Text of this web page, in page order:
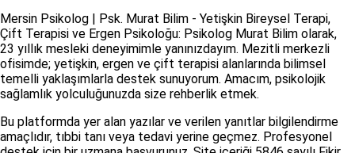
Mersin Psikolog | Psk. Murat Bilim - Yetişkin Bireysel Terapi,
Çift Terapisi ve Ergen Psikoloğu: Psikolog Murat Bilim olarak,
23 yıllık mesleki deneyimimle yanınızdayım. Mezitli merkezli
ofisimde; yetişkin, ergen ve çift terapisi alanlarında bilimsel
temelli yaklaşımlarla destek sunuyorum. Amacım, psikolojik
sağlamlık yolculuğunuzda size rehberlik etmek.
Bu platformda yer alan yazılar ve verilen yanıtlar bilgilendirme
amaçlıdır, tıbbi tanı veya tedavi yerine geçmez. Profesyonel